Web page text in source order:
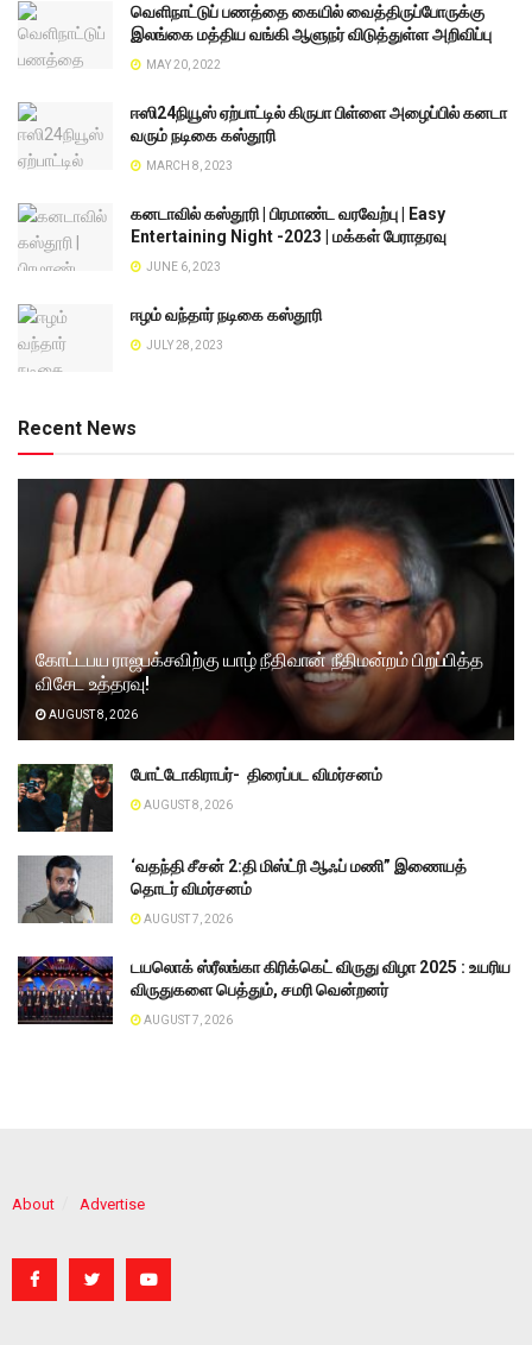
வெளிநாட்டுப் பணத்தை கையில் வைத்திருப்போருக்கு
இலங்கை மத்திய வங்கி ஆளுநர் விடுத்துள்ள அறிவிப்பு
MAY 20, 2022
ஈஸி24நியூஸ் ஏற்பாட்டில் கிருபா பிள்ளை அழைப்பில் கனடா
வரும் நடிகை கஸ்தூரி
MARCH 8, 2023
கனடாவில் கஸ்தூரி | பிரமாண்ட வரவேற்பு | Easy
Entertaining Night -2023 | மக்கள் பேராதரவு
JUNE 6, 2023
ஈழம் வந்தார் நடிகை கஸ்தூரி
JULY 28, 2023
Recent News
கோட்டபய ராஜபக்சவிற்கு யாழ் நீதிவான் நீதிமன்றம் பிறப்பித்த
விசேட உத்தரவு!
AUGUST 8, 2026
போட்டோகிராபர்- ‌ திரைப்பட விமர்சனம்
AUGUST 8, 2026
‘வதந்தி சீசன் 2:தி மிஸ்ட்ரி ஆஃப் மணி” இணையத்
தொடர் விமர்சனம்
AUGUST 7, 2026
டயலொக் ஸ்ரீலங்கா கிரிக்கெட் விருது விழா 2025 : உயரிய
விருதுகளை பெத்தும், சமரி வென்றனர்
AUGUST 7, 2026
About Advertise